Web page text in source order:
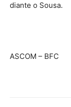
diante o Sousa.
ASCOM – BFC